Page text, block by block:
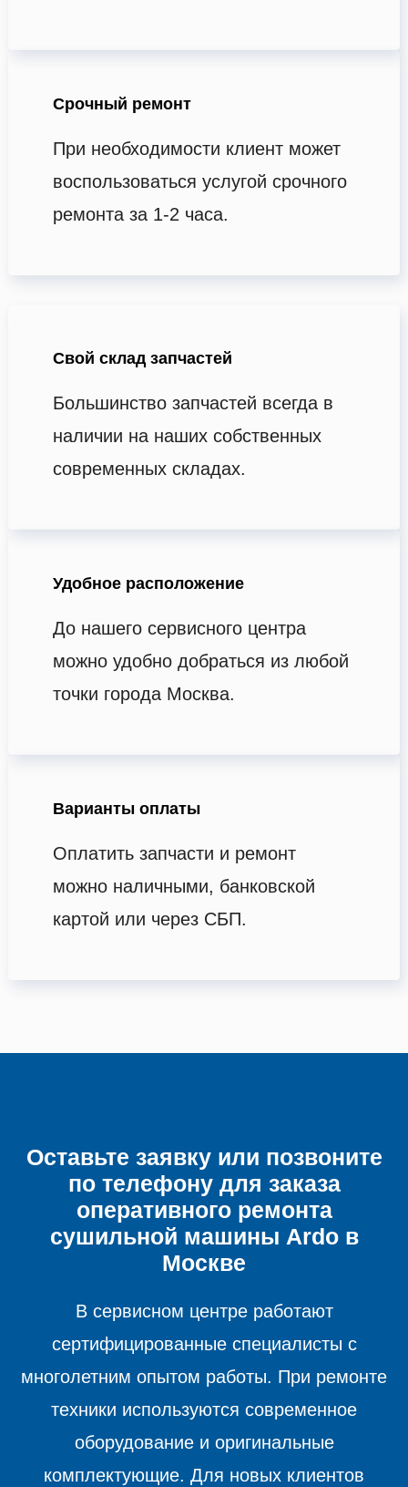
Срочный ремонт
При необходимости клиент может
воспользоваться услугой срочного
ремонта за 1-2 часа.
Свой склад запчастей
Большинство запчастей всегда в
наличии на наших собственных
современных складах.
Удобное расположение
До нашего сервисного центра
можно удобно добраться из любой
точки города Москва.
Варианты оплаты
Оплатить запчасти и ремонт
можно наличными, банковской
картой или через СБП.
Оставьте заявку или позвоните
по телефону для заказа
оперативного ремонта
сушильной машины Ardo в
Москве
В сервисном центре работают
сертифицированные специалисты с
многолетним опытом работы. При ремонте
техники используются современное
оборудование и оригинальные
комплектующие. Для новых клиентов